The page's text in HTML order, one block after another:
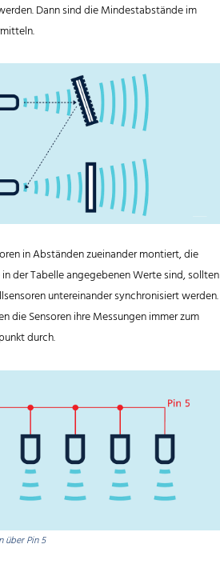
Dann sind die Mindestabstände im
in Abständen zueinander montiert, die
in der Tabelle angegebenen Werte sind, sollten
untereinander synchronisiert werden.
die Sensoren ihre Messungen immer zum
durch.
über Pin 5